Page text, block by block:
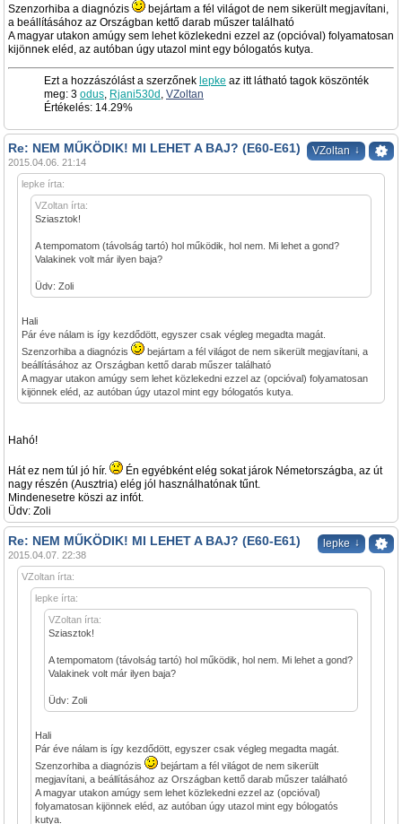
Szenzorhiba a diagnózis
bejártam a fél világot de nem sikerült megjavítani,
a beállításához az Országban kettő darab műszer található
A magyar utakon amúgy sem lehet közlekedni ezzel az (opcióval) folyamatosan
kijönnek eléd, az autóban úgy utazol mint egy bólogatós kutya.
Ezt a hozzászólást a szerzőnek lepke az itt látható tagok köszönték
meg: 3 odus, Rjani530d , VZoltan
Értékelés: 14.29%
VZoltan ↓
Re: NEM MŰKÖDIK! MI LEHET A BAJ? (E60-E61)
2015.04.06. 21:14
lepke írta:
VZoltan írta:
Sziasztok!
A tempomatom (távolság tartó) hol működik, hol nem. Mi lehet a gond?
Valakinek volt már ilyen baja?
Üdv: Zoli
Hali
Pár éve nálam is így kezdődött, egyszer csak végleg megadta magát.
Szenzorhiba a diagnózis
bejártam a fél világot de nem sikerült megjavítani, a
beállításához az Országban kettő darab műszer található
A magyar utakon amúgy sem lehet közlekedni ezzel az (opcióval) folyamatosan
kijönnek eléd, az autóban úgy utazol mint egy bólogatós kutya.
Hahó!
Hát ez nem túl jó hír.
Én egyébként elég sokat járok Németországba, az út
nagy részén (Ausztria) elég jól használhatónak tűnt.
Mindenesetre köszi az infót.
Üdv: Zoli
lepke ↓
Re: NEM MŰKÖDIK! MI LEHET A BAJ? (E60-E61)
2015.04.07. 22:38
VZoltan írta:
lepke írta:
VZoltan írta:
Sziasztok!
A tempomatom (távolság tartó) hol működik, hol nem. Mi lehet a gond?
Valakinek volt már ilyen baja?
Üdv: Zoli
Hali
Pár éve nálam is így kezdődött, egyszer csak végleg megadta magát.
Szenzorhiba a diagnózis
bejártam a fél világot de nem sikerült
megjavítani, a beállításához az Országban kettő darab műszer található
A magyar utakon amúgy sem lehet közlekedni ezzel az (opcióval)
folyamatosan kijönnek eléd, az autóban úgy utazol mint egy bólogatós
kutya.